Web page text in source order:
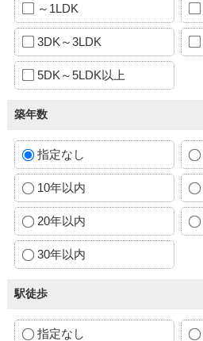
～1LDK
3DK～3LDK
5DK～5LDK以上
築年数
指定なし
10年以内
20年以内
30年以内
駅徒歩
指定なし